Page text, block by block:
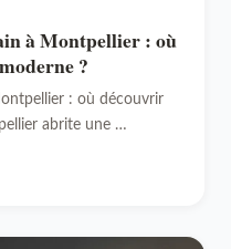
à Montpellier : où
?
: où découvrir
abrite une …